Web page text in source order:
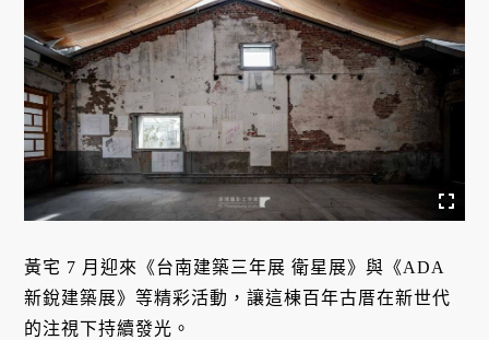
黃宅 7 月迎來《台南建築三年展 衛星展》與《ADA
新銳建築展》等精彩活動，讓這棟百年古厝在新世代
的注視下持續發光。